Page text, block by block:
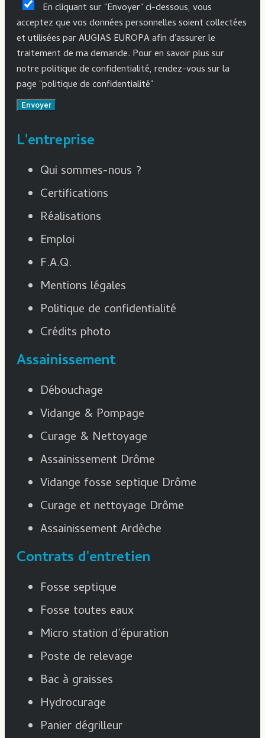
En cliquant sur "Envoyer" ci-dessous, vous
acceptez que vos données personnelles soient collectées
et utilisées par AUGIAS EUROPA afin d'assurer le
traitement de ma demande. Pour en savoir plus sur
notre politique de confidentialité, rendez-vous sur la
page "politique de confidentialité"
Envoyer
L'entreprise
Qui sommes-nous ?
Certifications
Réalisations
Emploi
F.A.Q.
Mentions légales
Politique de confidentialité
Crédits photo
Assainissement
Débouchage
Vidange & Pompage
Curage & Nettoyage
Assainissement Drôme
Vidange fosse septique Drôme
Curage et nettoyage Drôme
Assainissement Ardèche
Contrats d'entretien
Fosse septique
Fosse toutes eaux
Micro station d’épuration
Poste de relevage
Bac à graisses
Hydrocurage
Panier dégrilleur